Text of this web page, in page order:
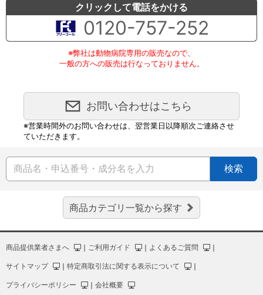
クリックして電話をかける
0120-757-252
※弊社は動物病院専用の販売なので、
一般の方への販売は行なっておりません。
お問い合わせはこちら
※営業時間外のお問い合わせは、翌営業日以降順次ご連絡させ
ていただきます。
検索
商品カテゴリ一覧から探す
商品提供業者さまへ ｜ ご利用ガイド ｜ よくあるご質問 ｜
サイトマップ ｜ 特定商取引法に関する表示について ｜
プライバシーポリシー ｜ 会社概要